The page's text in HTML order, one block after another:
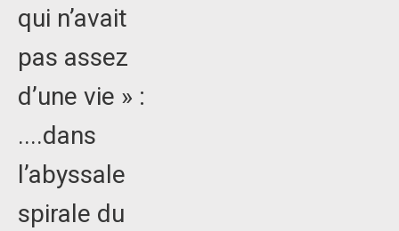
qui n’avait
pas assez
d’une vie » :
....dans
l’abyssale
spirale du